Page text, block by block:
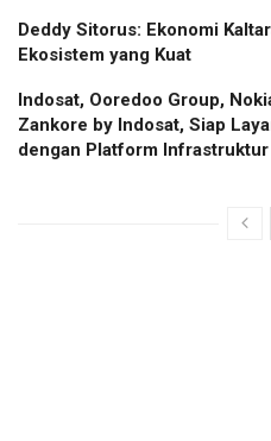
Deddy Sitorus: Ekonomi
Ekosistem yang Kuat
Indosat, Ooredoo Group,
Zankore by Indosat, Siap
dengan Platform